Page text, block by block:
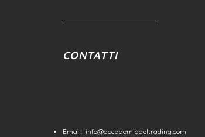
CONTATTI
Email: info@accademiadeltrading.com